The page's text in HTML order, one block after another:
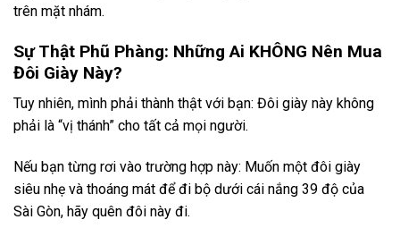
trên mặt nhám.
Sự Thật Phũ Phàng: Những Ai KHÔNG Nên Mua
Đôi Giày Này?
Tuy nhiên, mình phải thành thật với bạn: Đôi giày này không
phải là “vị thánh” cho tất cả mọi người.
Nếu bạn từng rơi vào trường hợp này: Muốn một đôi giày
siêu nhẹ và thoáng mát để đi bộ dưới cái nắng 39 độ của
Sài Gòn, hãy quên đôi này đi.